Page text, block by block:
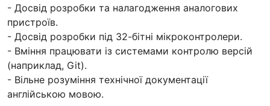
- Досвід розробки та налагодження аналогових
пристроїв.
- Досвід розробки під 32-бітні мікроконтролери.
- Вміння працювати із системами контролю версій
(наприклад, Git).
- Вільне розуміння технічної документації
англійською мовою.